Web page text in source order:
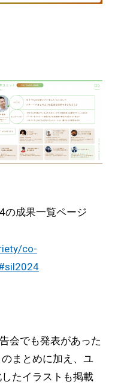
の成果一覧ページ
co-
会でも発表があった
まとめに加え、ユ
たイラストも掲載